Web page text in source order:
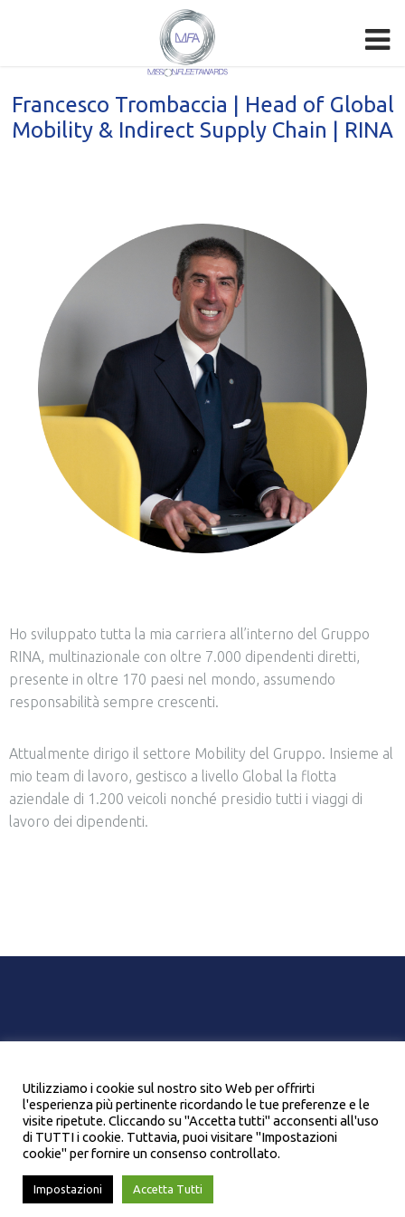
Francesco Trombaccia | Head of Global
Mobility & Indirect Supply Chain | RINA
Ho sviluppato tutta la mia carriera all’interno del Gruppo
RINA, multinazionale con oltre 7.000 dipendenti diretti,
presente in oltre 170 paesi nel mondo, assumendo
responsabilità sempre crescenti.
Attualmente dirigo il settore Mobility del Gruppo. Insieme al
mio team di lavoro, gestisco a livello Global la flotta
aziendale di 1.200 veicoli nonché presidio tutti i viaggi di
lavoro dei dipendenti.
Privacy e trattamento dati
Cookie Policy
© 2017 MissionFleetAwards. All rights reserved.
Utilizziamo i cookie sul nostro sito Web per offrirti
l'esperienza più pertinente ricordando le tue preferenze e le
visite ripetute. Cliccando su "Accetta tutti" acconsenti all'uso
di TUTTI i cookie. Tuttavia, puoi visitare "Impostazioni
cookie" per fornire un consenso controllato.
Impostazioni Accetta Tutti